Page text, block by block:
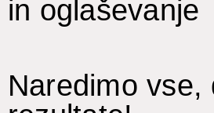
in oglaševanje
Naredimo vse,